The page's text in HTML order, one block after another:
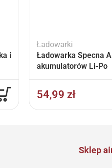
i
Ładowarki
Ładowarka Specna
akumulatorów Li-Po
54,99 zł
Sklep